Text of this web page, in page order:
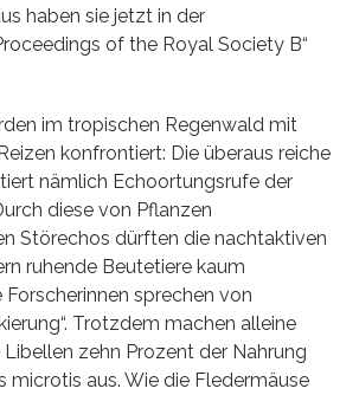
haben sie jetzt in der
of the Royal Society B“
im tropischen Regenwald mit
konfrontiert: Die überaus reiche
nämlich Echoortungsrufe der
diese von Pflanzen
Störechos dürften die nachtaktiven
ruhende Beutetiere kaum
Forscherinnen sprechen von
Trotzdem machen alleine
zehn Prozent der Nahrung
microtis aus. Wie die Fledermäuse